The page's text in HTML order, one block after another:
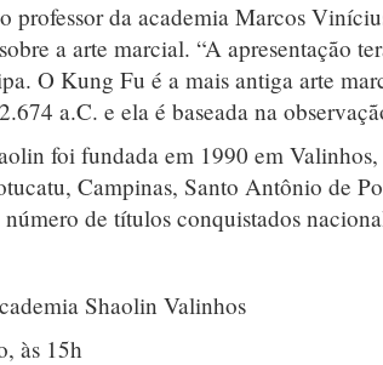
professor da academia Marcos
a arte marcial. “A apresentação
O Kung Fu é a mais antiga arte
a.C. e ela é baseada na
foi fundada em 1990 em
Campinas, Santo Antônio de
de títulos conquistados
Shaolin Valinhos
às 15h